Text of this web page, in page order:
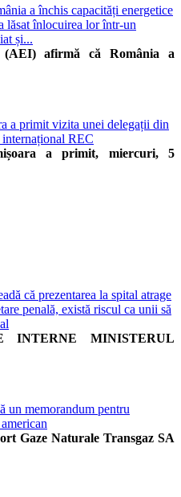
a închis capacități energetice
lăsat înlocuirea lor într-un
și...
(AEI) afirmă că România a
a primit vizita unei delegații din
REC
a primit, miercuri, 5
că prezentarea la spital atrage
penală, există riscul ca unii să
INTERNE MINISTERUL
un memorandum pentru
Gaze Naturale Transgaz SA